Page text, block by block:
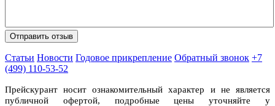
Статьи Новости Годовое прикрепление Обратный звонок +7
(499) 110-53-52
Прейскурант носит ознакомительный характер и не является
публичной офертой, подробные цены уточняйте у